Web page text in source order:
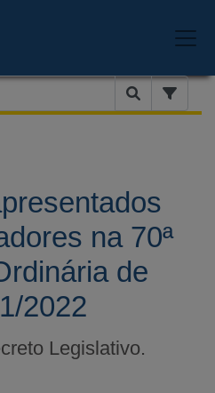
na 70ª
de
2022
Legislativo.